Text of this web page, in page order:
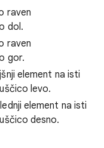
raven
dol.
raven
gor.
element na isti
levo.
element na isti
desno.